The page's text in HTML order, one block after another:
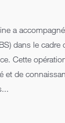
a
dans le cadre
Cette
et de